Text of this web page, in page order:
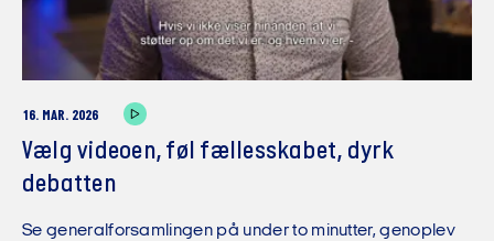
16. MAR. 2026
Vælg videoen, føl fællesskabet, dyrk
debatten
Se generalforsamlingen på under to minutter, genoplev